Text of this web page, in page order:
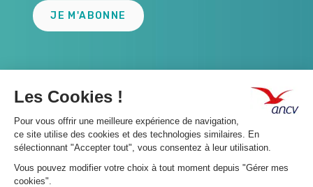
JE M'ABONNE